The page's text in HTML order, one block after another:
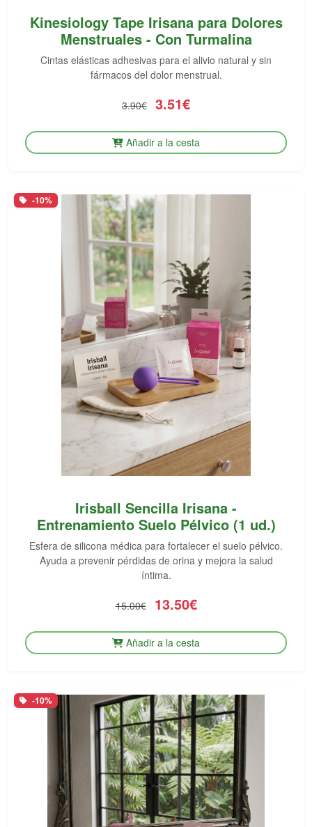
Kinesiology Tape Irisana para Dolores
Menstruales - Con Turmalina
Cintas elásticas adhesivas para el alivio natural y sin
fármacos del dolor menstrual.
3.90€ 3.51€
Añadir a la cesta
-10%
Irisball Sencilla Irisana -
Entrenamiento Suelo Pélvico (1 ud.)
Esfera de silicona médica para fortalecer el suelo pélvico.
Ayuda a prevenir pérdidas de orina y mejora la salud
íntima.
15.00€ 13.50€
Añadir a la cesta
-10%